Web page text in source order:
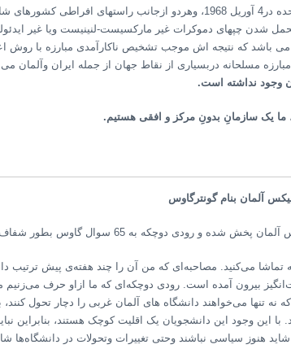
رهبر سیاهپوست “جنبش حقوق مدنی” ایالات متحده در4 آوریل 1968، وهردو ازجانب
1968، بیانگر غیرقابل تحمل شدن چپهای دموکرات غیر مارکسیست-لنینیست ویا غیر
باشد که نتیجه اش موجب تشخیص ناکارآمدی مبارزه با روش
مسلحانه دربسیاری از نقاط جهان از جمله ایران وآلمان می
وجود نداشته است.
ما یک سازمانِ بدونِ مرکز و افقی هستیم.
آلمان بنام گونترگاوس
بیرون آمده است. رودی دوچکه‌ای که ما ازاو حرف می‌زنیم
تنها می‌خواهند دانشگاه های آلمان غربی را دچار تحول کنند،
با این وجود این دانشجویان یک اقلیت کوچک هستند، بنابراین
هنوز سیاسی نباشند وحتی تغییرات وتحولات در دانشگاه‌ها